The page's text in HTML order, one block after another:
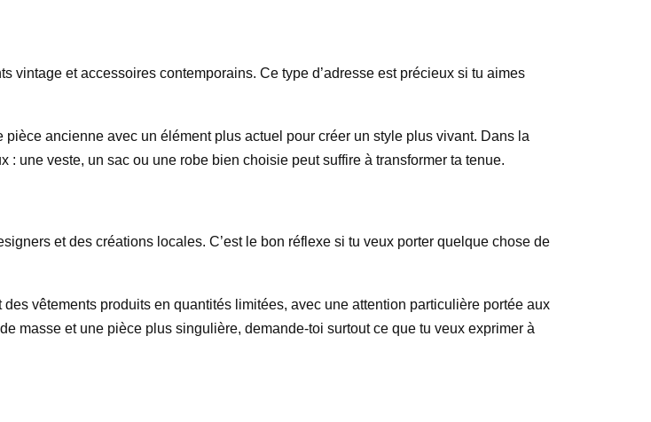
vintage et accessoires contemporains. Ce type d’adresse est précieux si tu aimes
ancienne avec un élément plus actuel pour créer un style plus vivant. Dans la
une veste, un sac ou une robe bien choisie peut suffire à transformer ta tenue.
et des créations locales. C’est le bon réflexe si tu veux porter quelque chose de
vêtements produits en quantités limitées, avec une attention particulière portée aux
masse et une pièce plus singulière, demande-toi surtout ce que tu veux exprimer à